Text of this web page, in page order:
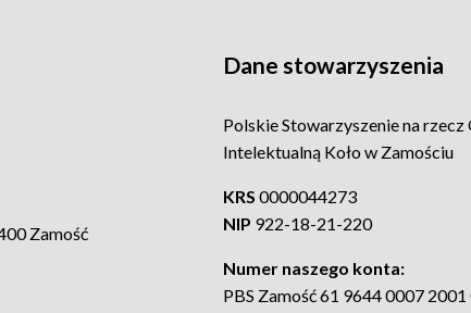
Zamość
Dane stowarzyszenia
Polskie Stowarzyszenie na
Intelektualną Koło w Zamościu
KRS 0000044273
NIP 922-18-21-220
Numer naszego konta:
PBS Zamość 61 9644 0007